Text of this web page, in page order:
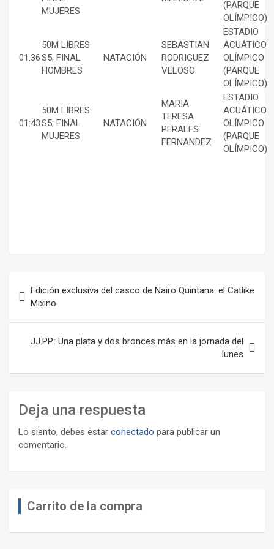
MUJERES
(PARQUE
OLÍMPICO)
01:36
50M LIBRES
S5; FINAL
HOMBRES
NATACIÓN
SEBASTIAN
RODRIGUEZ
VELOSO
ESTADIO
ACUÁTICO
OLÍMPICO
(PARQUE
OLÍMPICO)
01:43
50M LIBRES
S5; FINAL
MUJERES
NATACIÓN
MARIA
TERESA
PERALES
FERNANDEZ
ESTADIO
ACUÁTICO
OLÍMPICO
(PARQUE
OLÍMPICO)
de
entradas
Edición exclusiva del casco de Nairo Quintana: el Catlike
Mixino
JJ.PP.: Una plata y dos bronces más en la jornada del
lunes
Deja una respuesta
Lo siento, debes estar conectado para publicar un
comentario.
Carrito de la compra